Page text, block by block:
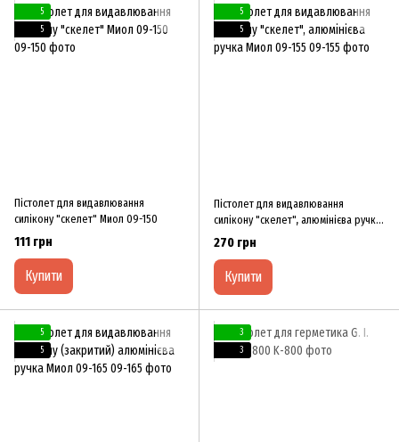
5
5
Пістолет для видавлювання
силікону "скелет" Миол 09-150
111 грн
Купити
5
5
Пістолет для видавлювання
силікону "скелет", алюмінієва ручка
Миол 09-155
270 грн
Купити
5
5
3
3